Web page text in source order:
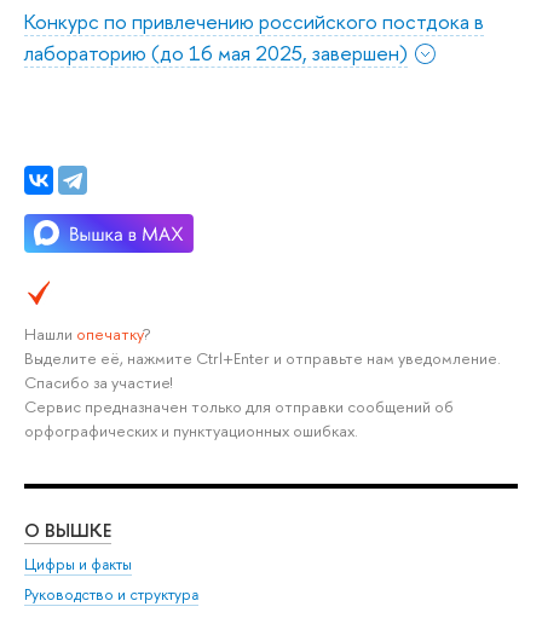
Конкурс по привлечению российского постдока в
лабораторию (до 16 мая 2025, завершен)
Нашли опечатку?
Выделите её, нажмите Ctrl+Enter и отправьте нам уведомление.
Спасибо за участие!
Сервис предназначен только для отправки сообщений об
орфографических и пунктуационных ошибках.
О ВЫШКЕ
Цифры и факты
Руководство и структура